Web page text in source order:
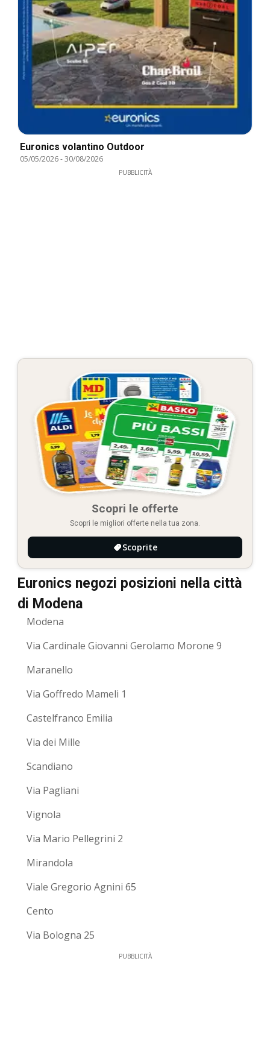
Euronics volantino Outdoor
05/05/2026-30/08/2026
PUBBLICITÀ
Scopri le offerte
Scopri le migliori offerte nella tua zona.
Scoprite
Euronics negozi posizioni nella città
di Modena
Modena
Via Cardinale Giovanni Gerolamo Morone 9
Maranello
Via Goffredo Mameli 1
Castelfranco Emilia
Via dei Mille
Scandiano
Via Pagliani
Vignola
Via Mario Pellegrini 2
Mirandola
Viale Gregorio Agnini 65
Cento
Via Bologna 25
PUBBLICITÀ